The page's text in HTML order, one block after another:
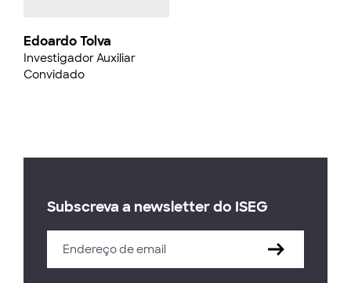
Edoardo Tolva
Investigador Auxiliar
Convidado
Subscreva a newsletter do ISEG